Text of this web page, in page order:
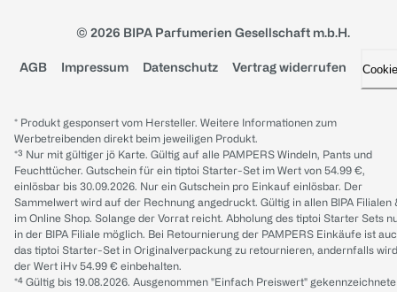
© 2026 BIPA Parfumerien Gesellschaft m.b.H.
AGB Impressum Datenschutz Vertrag widerrufen
* Produkt gesponsert vom Hersteller. Weitere Informationen zum
Werbetreibenden direkt beim jeweiligen Produkt.
*³ Nur mit gültiger jö Karte. Gültig auf alle PAMPERS Windeln, Pants und
Feuchttücher. Gutschein für ein tiptoi Starter-Set im Wert von 54.99 €,
einlösbar bis 30.09.2026. Nur ein Gutschein pro Einkauf einlösbar. Der
Sammelwert wird auf der Rechnung angedruckt. Gültig in allen BIPA Filialen
im Online Shop. Solange der Vorrat reicht. Abholung des tiptoi Starter Sets
in der BIPA Filiale möglich. Bei Retournierung der PAMPERS Einkäufe ist
das tiptoi Starter-Set in Originalverpackung zu retournieren, andernfalls wird
der Wert iHv 54.99 € einbehalten.
*⁴ Gültig bis 19.08.2026. Ausgenommen "Einfach Preiswert" gekennzeichnete